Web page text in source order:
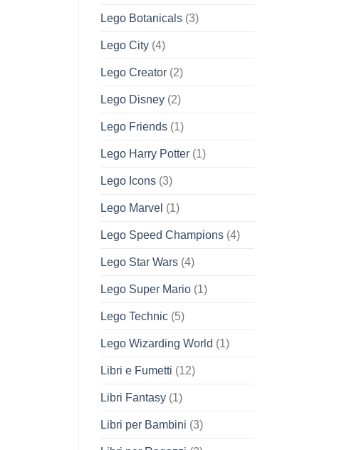
Lego Botanicals(3)
Lego City(4)
Lego Creator(2)
Lego Disney(2)
Lego Friends(1)
Lego Harry Potter(1)
Lego Icons(3)
Lego Marvel (1)
Lego Speed Champions(4)
Lego Star Wars(4)
Lego Super Mario(1)
Lego Technic(5)
Lego Wizarding World (1)
Libri e Fumetti (12)
Libri Fantasy(1)
Libri per Bambini (3)